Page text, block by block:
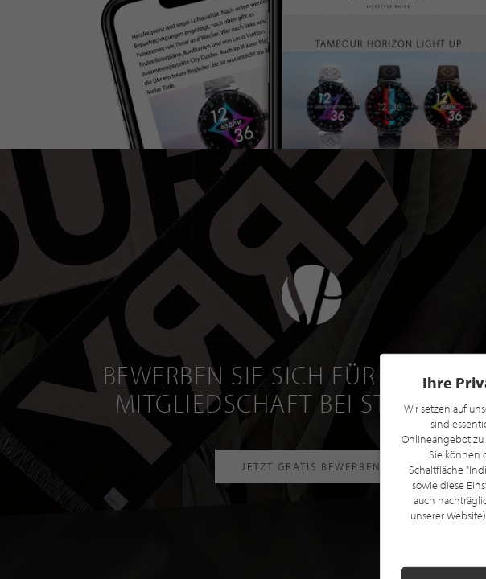
BEWERBEN SIE SICH FÜR EINE
MITGLIEDSCHAFT BEI
JETZT GRATIS BEWERBEN
Ihre
Wir setzen auf
sind
Onlineangebot
Sie können
Schaltfläche
sowie diese
auch
unserer